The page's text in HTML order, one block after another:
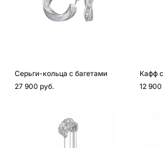
Серьги-кольца с багетами
27 900 pуб.
Кафф
12